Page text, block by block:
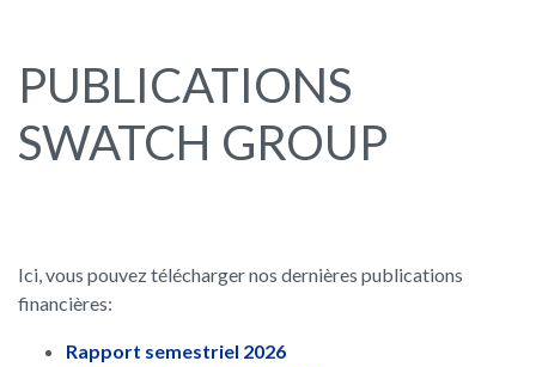
PUBLICATIONS
SWATCH GROUP
Ici, vous pouvez télécharger nos dernières publications
financières:
Rapport semestriel 2026